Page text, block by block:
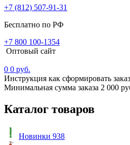
+7 (812) 507-91-31
Бесплатно по РФ
+7 800 100-1354
Оптовый сайт
0 0 руб.
Инструкция как сформировать заказ
Минимальная сумма заказа 2 000
Каталог товаров
Новинки 938